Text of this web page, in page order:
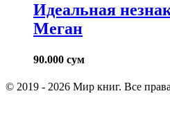
Идеальная
Меган
90.000 сум
© 2019 - 2026 Мир книг. Все